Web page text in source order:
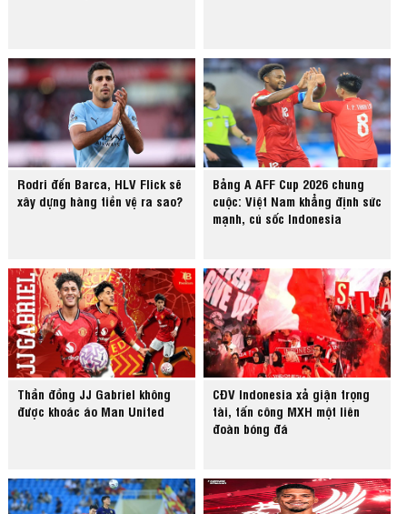
Rodri đến Barca, HLV Flick sẽ
xây dựng hàng tiền vệ ra sao?
Bảng A AFF Cup 2026 chung
cuộc: Việt Nam khẳng định sức
mạnh, cú sốc Indonesia
Thần đồng JJ Gabriel không
được khoác áo Man United
CĐV Indonesia xả giận trọng
tài, tấn công MXH một liên
đoàn bóng đá